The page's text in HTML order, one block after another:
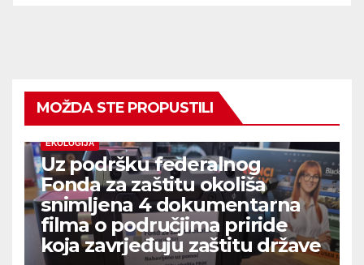
MOŽDA STE PROPUSTILI
EKOLOGIJA
Uz podršku federalnog
Fonda za zaštitu okoliša
snimljena 4 dokumentarna
filma o područjima priride
koja zavrjeđuju zaštitu države